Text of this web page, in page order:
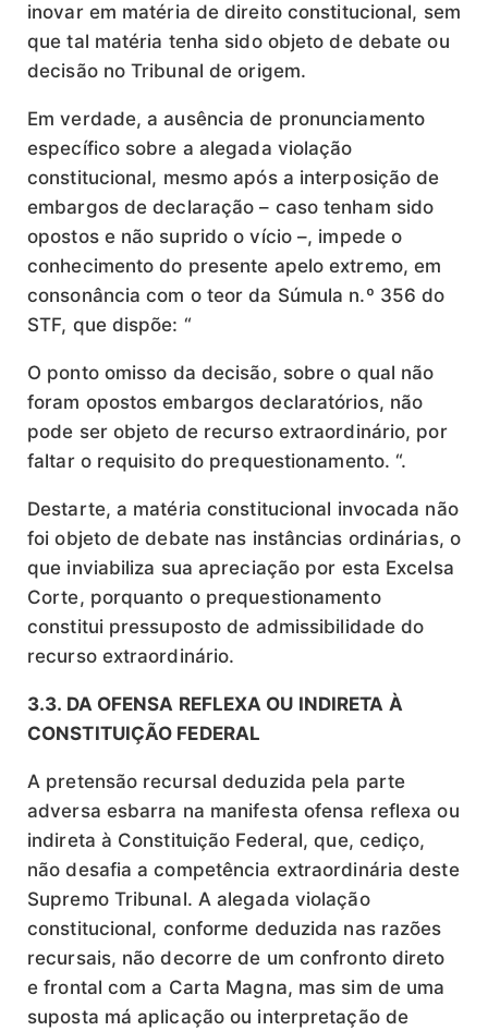
inovar em matéria de direito constitucional, sem
que tal matéria tenha sido objeto de debate ou
decisão no Tribunal de origem.
Em verdade, a ausência de pronunciamento
específico sobre a alegada violação
constitucional, mesmo após a interposição de
embargos de declaração – caso tenham sido
opostos e não suprido o vício –, impede o
conhecimento do presente apelo extremo, em
consonância com o teor da Súmula n.º 356 do
STF, que dispõe: “
O ponto omisso da decisão, sobre o qual não
foram opostos embargos declaratórios, não
pode ser objeto de recurso extraordinário, por
faltar o requisito do prequestionamento. “.
Destarte, a matéria constitucional invocada não
foi objeto de debate nas instâncias ordinárias, o
que inviabiliza sua apreciação por esta Excelsa
Corte, porquanto o prequestionamento
constitui pressuposto de admissibilidade do
recurso extraordinário.
3.3. DA OFENSA REFLEXA OU INDIRETA À
CONSTITUIÇÃO FEDERAL
A pretensão recursal deduzida pela parte
adversa esbarra na manifesta ofensa reflexa ou
indireta à Constituição Federal, que, cediço,
não desafia a competência extraordinária deste
Supremo Tribunal. A alegada violação
constitucional, conforme deduzida nas razões
recursais, não decorre de um confronto direto
e frontal com a Carta Magna, mas sim de uma
suposta má aplicação ou interpretação de